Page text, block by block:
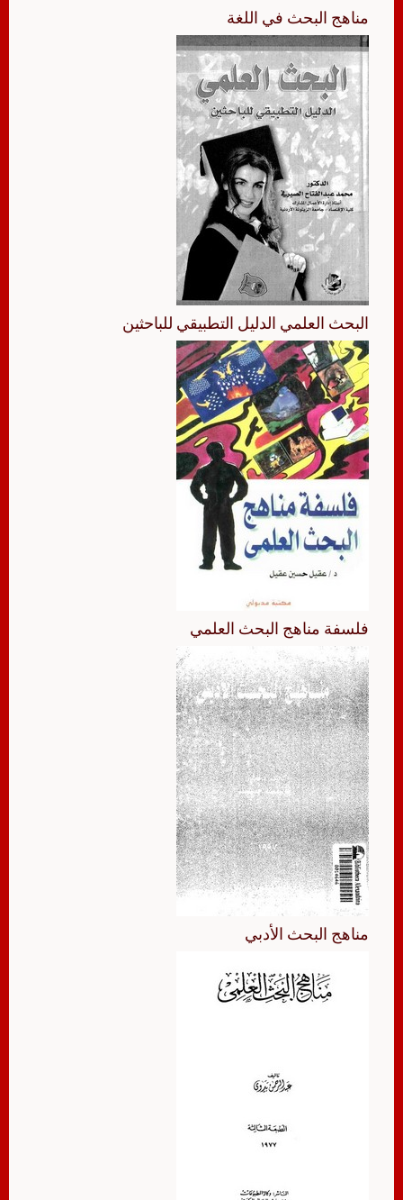
مناهج البحث في اللغة
البحث العلمي الدليل التطبيقي للباحثين
فلسفة مناهج البحث العلمي
مناهج البحث الأدبي